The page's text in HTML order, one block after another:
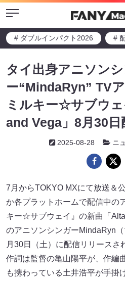
Menu
# ダブルインパクト2026 #
タイ出身アニソン
ー“MindaRyn” TV
ミルキー☆サブウ
and Vega」8月30
2025-08-28 ニ
7月からTOKYO MXにて放送＆
か各プラットホームで配信中の
キー☆サブウェイ』の新曲「
のアニソンシンガーMindaRyn
月30日（土）に配信リリースさ
作詞は監督の亀山陽平が、作編
も携わっている土井浩平が手掛